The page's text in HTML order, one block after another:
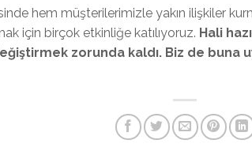
hem müşterilerimizle yakın ilişkiler
için birçok etkinliğe katılıyoruz. Hali
zorunda kaldı. Biz de buna